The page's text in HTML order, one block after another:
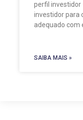
perfil investidor
investidor para
adequado com
SAIBA MAIS »